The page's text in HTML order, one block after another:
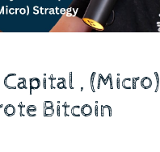
, (Micro)
Bitcoin